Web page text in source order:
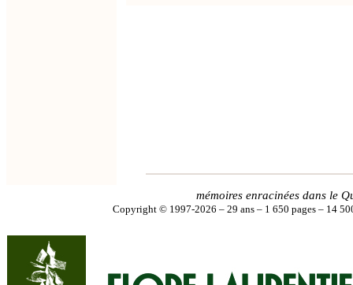
mémoires enracinées dans le
Copyright © 1997-2026 – 29 ans – 1 650 pages – 14